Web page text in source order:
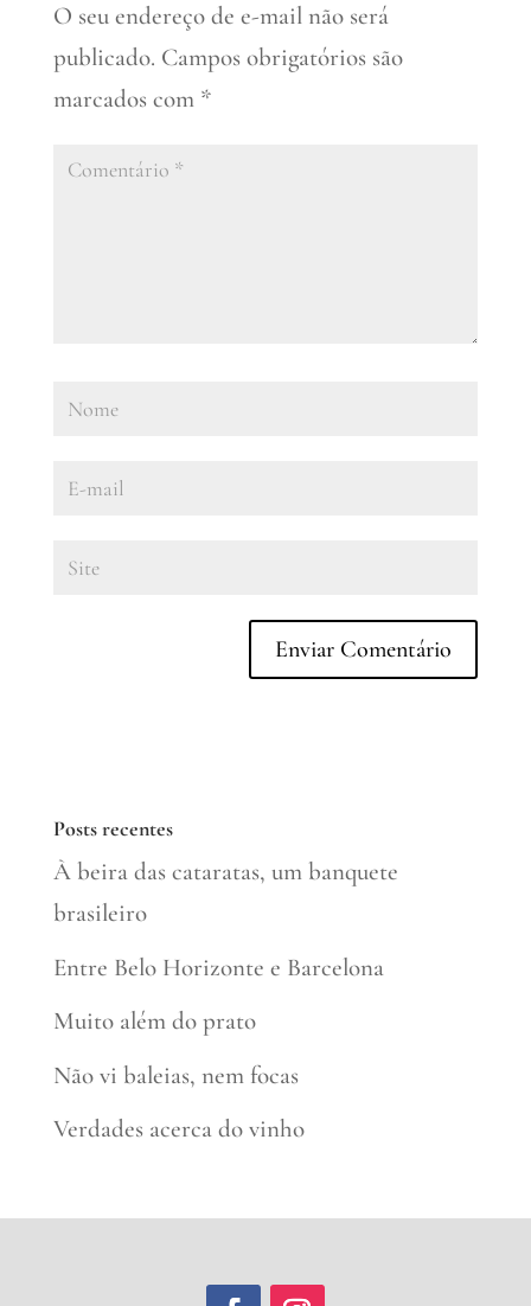
O seu endereço de e-mail não será
publicado. Campos obrigatórios são
marcados com *
Posts recentes
À beira das cataratas, um banquete
brasileiro
Entre Belo Horizonte e Barcelona
Muito além do prato
Não vi baleias, nem focas
Verdades acerca do vinho